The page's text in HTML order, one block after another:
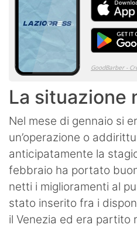
La situazione
Nel mese di gennaio si
un’operazione o
anticipatamente la
febbraio ha portato
netti i miglioramenti al
stato inserito fra i
il Venezia ed era partito